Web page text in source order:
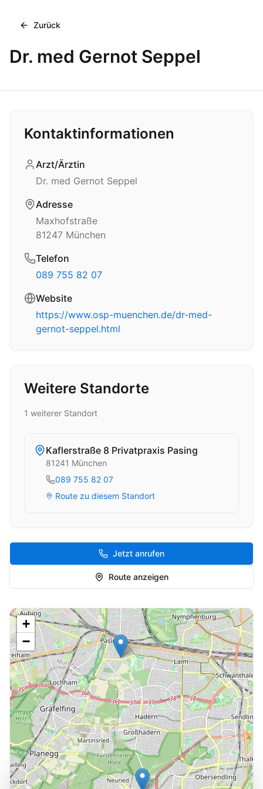
Cookie-Einstellungen
Zurück
Dr. med Gernot Seppel
Kontaktinformationen
Arzt/Ärztin
Dr. med Gernot Seppel
Adresse
Maxhofstraße
81247 München
Telefon
089 755 82 07
Website
https://www.osp-muenchen.de/dr-med-
gernot-seppel.html
Weitere Standorte
1 weiterer Standort
Kaflerstraße 8 Privatpraxis Pasing
81241 München
089 755 82 07
Route zu diesem Standort
Jetzt anrufen
Route anzeigen
+
−